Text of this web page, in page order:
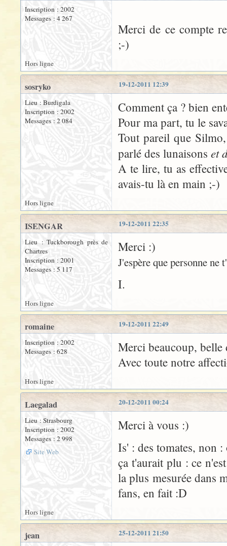
Inscription : 2002
Messages : 4 267
Merci de ce compte
;-)
Hors ligne
19-12-2011 12:39
sosryko
Lieu : Burdigala
Inscription : 2002
Messages : 2 084
Comment ça ? bien
Pour ma part, tu le
Tout pareil que
parlé des lunaisons et
A te lire, tu as
avais-tu là en main ;-)
Hors ligne
19-12-2011 22:35
ISENGAR
Lieu : Tuckborough près de
Chartres
Inscription : 2001
Messages : 5 117
Merci :)
J'espère que personne
I.
Hors ligne
19-12-2011 22:49
romaine
Inscription : 2002
Messages : 628
Merci beaucoup, belle
Avec toute notre
Hors ligne
20-12-2011 00:24
Laegalad
Lieu : Strasbourg
Inscription : 2002
Messages : 2 998
Site Web
Merci à vous :)
Is' : des tomates, non
ça t'aurait plu : ce
la plus mesurée dans
fans, en fait :D
Hors ligne
25-12-2011 21:50
jean